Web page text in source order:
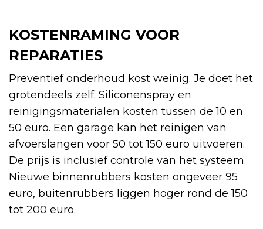
KOSTENRAMING VOOR
REPARATIES
Preventief onderhoud kost weinig. Je doet het
grotendeels zelf. Siliconenspray en
reinigingsmaterialen kosten tussen de 10 en
50 euro. Een garage kan het reinigen van
afvoerslangen voor 50 tot 150 euro uitvoeren.
De prijs is inclusief controle van het systeem.
Nieuwe binnenrubbers kosten ongeveer 95
euro, buitenrubbers liggen hoger rond de 150
tot 200 euro.